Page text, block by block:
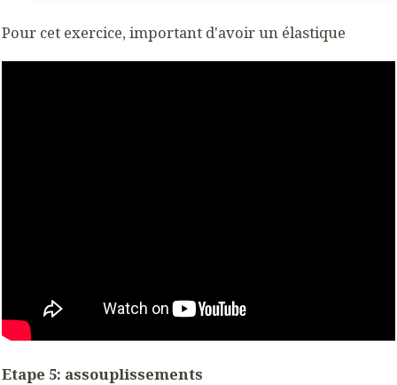
Pour cet exercice, important d'avoir un élastique
Etape 5: assouplissements